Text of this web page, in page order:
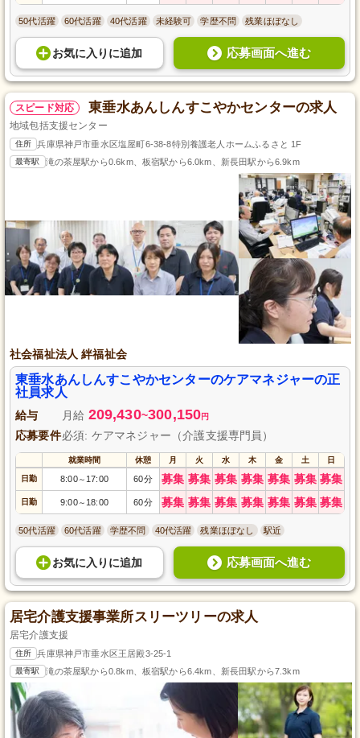
50代活躍 60代活躍 40代活躍 未経験可 学歴不問 残業ほぼなし
お気に入り に追加 応募画面へ進む
スピード対応 東垂水あんしんすこやかセンターの求人
地域包括支援センター
住所 兵庫県神戸市垂水区塩屋町6-38-8特別養護老人ホームふるさと 1F
最寄駅 滝の茶屋駅から0.6km、板宿駅から6.0km、新長田駅から6.9km
社会福祉法人 絆福祉会
東垂水あんしんすこやかセンターのケアマネジャーの正
社員求人
給与 月給 209,430~300,150円
応募要件必須: ケアマネジャー（介護支援専門員）
就業時間 休憩 月 火 水 木 金 土 日
日勤 8:00～ 17:00 60分 募集 募集 募集 募集 募集 募集 募集
日勤 9:00～ 18:00 60分 募集 募集 募集 募集 募集 募集 募集
50代活躍 60代活躍 学歴不問 40代活躍 残業ほぼなし 駅近
お気に入り に追加 応募画面へ進む
居宅介護支援事業所スリーツリーの求人
居宅介護支援
住所 兵庫県神戸市垂水区王居殿3-25-1
最寄駅 滝の茶屋駅から0.8km、板宿駅から6.4km、新長田駅から7.3km